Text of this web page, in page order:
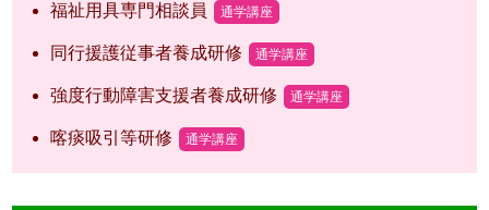
福祉用具専門相談員 通学講座
同行援護従事者養成研修 通学講座
強度行動障害支援者養成研修 通学講座
喀痰吸引等研修 通学講座